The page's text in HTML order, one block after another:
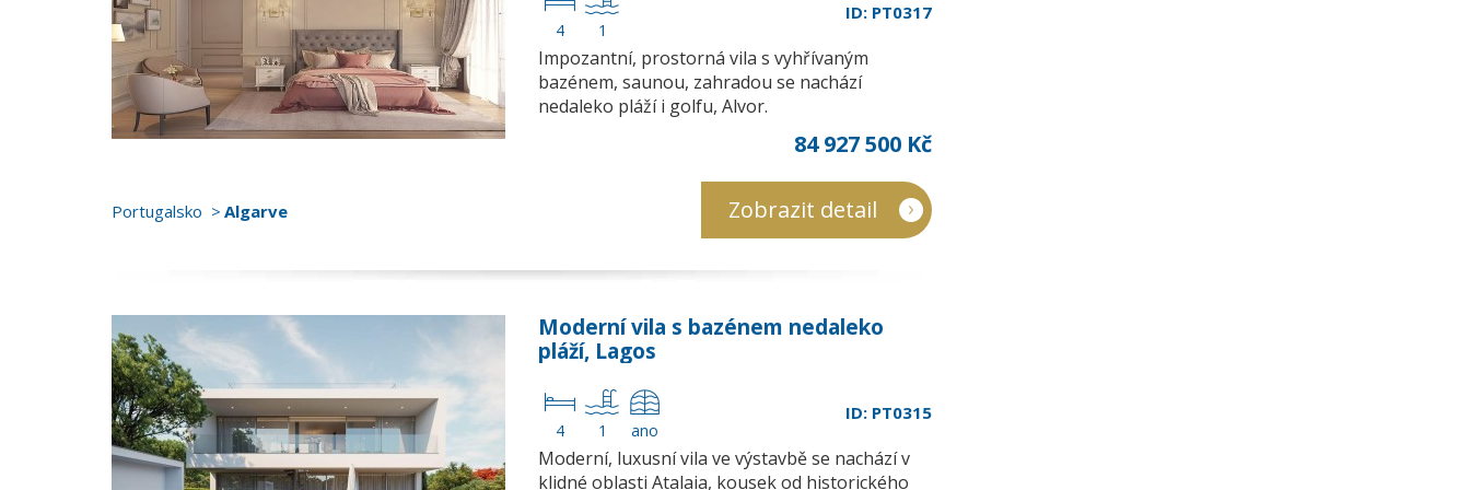
4 1
ID: PT0317
Impozantní, prostorná vila s vyhřívaným
bazénem, saunou, zahradou se nachází
nedaleko pláží i golfu, Alvor.
84 927 500 Kč
Portugalsko Algarve Zobrazit detail
Moderní vila s bazénem nedaleko
pláží, Lagos
4 1 ano
ID: PT0315
Moderní, luxusní vila ve výstavbě se nachází v
klidné oblasti Atalaia, kousek od historického